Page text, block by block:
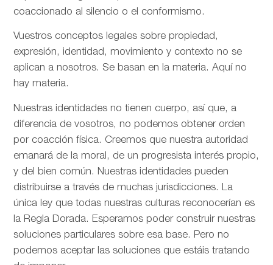
coaccionado al silencio o el conformismo.
Vuestros conceptos legales sobre propiedad,
expresión, identidad, movimiento y contexto no se
aplican a nosotros. Se basan en la materia. Aquí no
hay materia.
Nuestras identidades no tienen cuerpo, así que, a
diferencia de vosotros, no podemos obtener orden
por coacción física. Creemos que nuestra autoridad
emanará de la moral, de un progresista interés propio,
y del bien común. Nuestras identidades pueden
distribuirse a través de muchas jurisdicciones. La
única ley que todas nuestras culturas reconocerían es
la Regla Dorada. Esperamos poder construir nuestras
soluciones particulares sobre esa base. Pero no
podemos aceptar las soluciones que estáis tratando